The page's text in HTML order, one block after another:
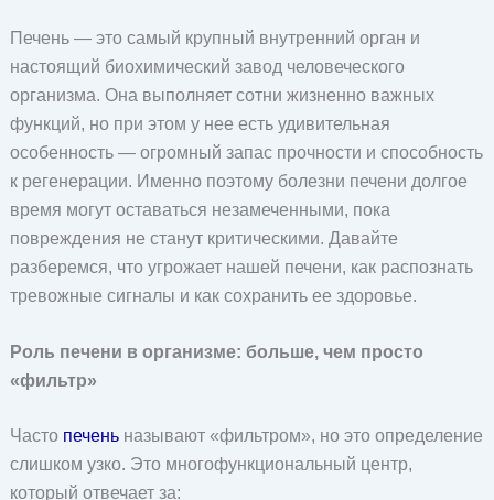
Печень — это самый крупный внутренний орган и
настоящий биохимический завод человеческого
организма. Она выполняет сотни жизненно важных
функций, но при этом у нее есть удивительная
особенность — огромный запас прочности и способность
к регенерации. Именно поэтому болезни печени долгое
время могут оставаться незамеченными, пока
повреждения не станут критическими. Давайте
разберемся, что угрожает нашей печени, как распознать
тревожные сигналы и как сохранить ее здоровье.
Роль печени в организме: больше, чем просто
«фильтр»
Часто печеньназывают «фильтром», но это определение
слишком узко. Это многофункциональный центр,
который отвечает за: